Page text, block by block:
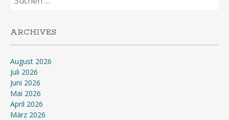
nach:
ARCHIVES
August 2026
Juli 2026
Juni 2026
Mai 2026
April 2026
März 2026